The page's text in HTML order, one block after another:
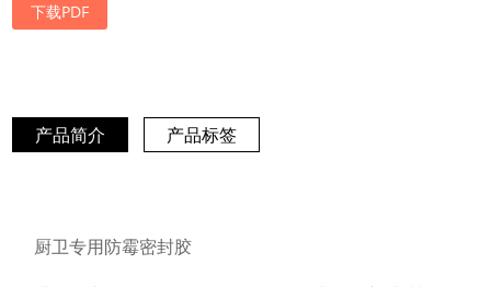
下载PDF
产品简介 产品标签
厨卫专用防霉密封胶